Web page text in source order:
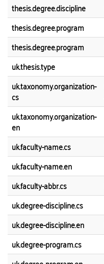
thesis.degree.discipline
thesis.degree.program
thesis.degree.program
uk.thesis.type
uk.taxonomy.organization-
cs
uk.taxonomy.organization-
en
uk.faculty-name.cs
uk.faculty-name.en
uk.faculty-abbr.cs
uk.degree-discipline.cs
uk.degree-discipline.en
uk.degree-program.cs